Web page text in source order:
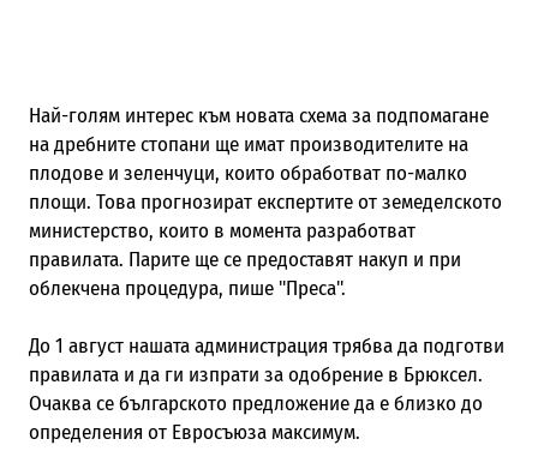
Най-голям интерес към новата схема за подпомагане
на дребните стопани ще имат производителите на
плодове и зеленчуци, които обработват по-малко
площи. Това прогнозират експертите от земеделското
министерство, които в момента разработват
правилата. Парите ще се предоставят накуп и при
облекчена процедура, пише "Преса".
До 1 август нашата администрация трябва да подготви
правилата и да ги изпрати за одобрение в Брюксел.
Очаква се българското предложение да е близко до
определения от Евросъюза максимум.